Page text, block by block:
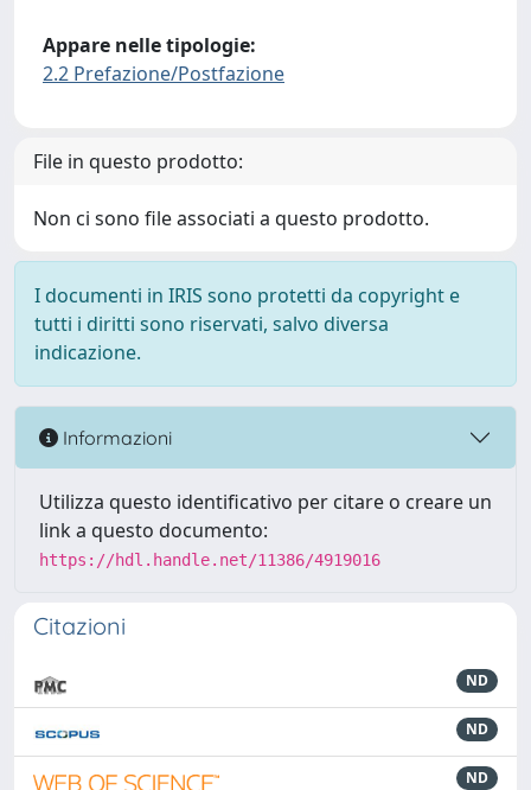
Appare nelle tipologie:
2.2 Prefazione/Postfazione
File in questo prodotto:
Non ci sono file associati a questo prodotto.
I documenti in IRIS sono protetti da copyright e
tutti i diritti sono riservati, salvo diversa
indicazione.
Informazioni
Utilizza questo identificativo per citare o creare un
link a questo documento:
https://hdl.handle.net/11386/4919016
Citazioni
ND
ND
ND